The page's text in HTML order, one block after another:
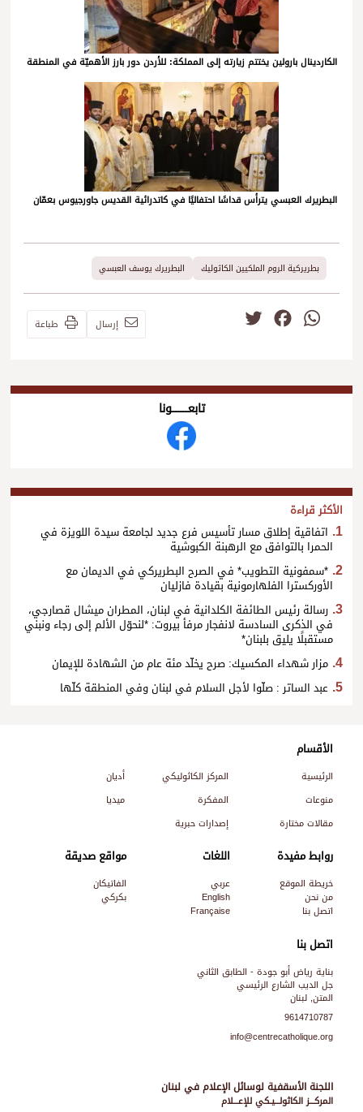
الكاردينال بارولين يختتم زيارته إلى المملكة: للأردن دور بارز الأهميّة في المنطقة
البطريرك العبسي يترأس قداسًا احتفاليًا في كاتدرائية القديس جاورجيوس بعمّان
بطريركية الروم الملكيين الكاثوليك البطريرك يوسف العبسي
WhatsApp
Facebook إرسال طباعة
تابعــــــــــونا
الأكثر قراءة
اتفاقية إطلاق مسار تأسيس فرع جديد لجامعة سيدة اللويزة في
الحمرا بالتوافق مع الرهبنة الكبوشية
*سمفونية التطويب* في الصرح البطريركي في الديمان مع
الأوركسترا الفلهارمونية بقيادة فازليان
رسالة رئيس الطائفة الكلدانية في لبنان، المطران ميشال قصارجي،
في الذكرى السادسة لانفجار مرفأ بيروت: *لنحوّل الألم إلى رجاء ونبني
مستقبلًا يليق بلبنان*
مزار شهداء المكسيك: صرح يخلّد مئة عام من الشهادة للإيمان
عبد الساتر : صلّوا لأجل السلام في لبنان وفي المنطقة كلّها
اللجنة الأسقفية لوسائل الإعلام في لبنان
المركـــز الكاثولـــيـكي للإعـــلام
اتصل بنا
بناية رياض أبو جودة - الطابق الثاني
جل الديب الشارع الرئيسي
المتن, لبنان
9614710787
info@centrecatholique.org
الأقسام
الرئيسية المركز الكاثوليكي
أديان
منوعات
المفكرة
ميديا
مقالات مختارة
إصدارات حبرية
روابط مفيدة
خريطة الموقع
من نحن
اتصل بنا
اللغات
عربي
English
Française
مواقع صديقة
الفاتيكان
بكركي